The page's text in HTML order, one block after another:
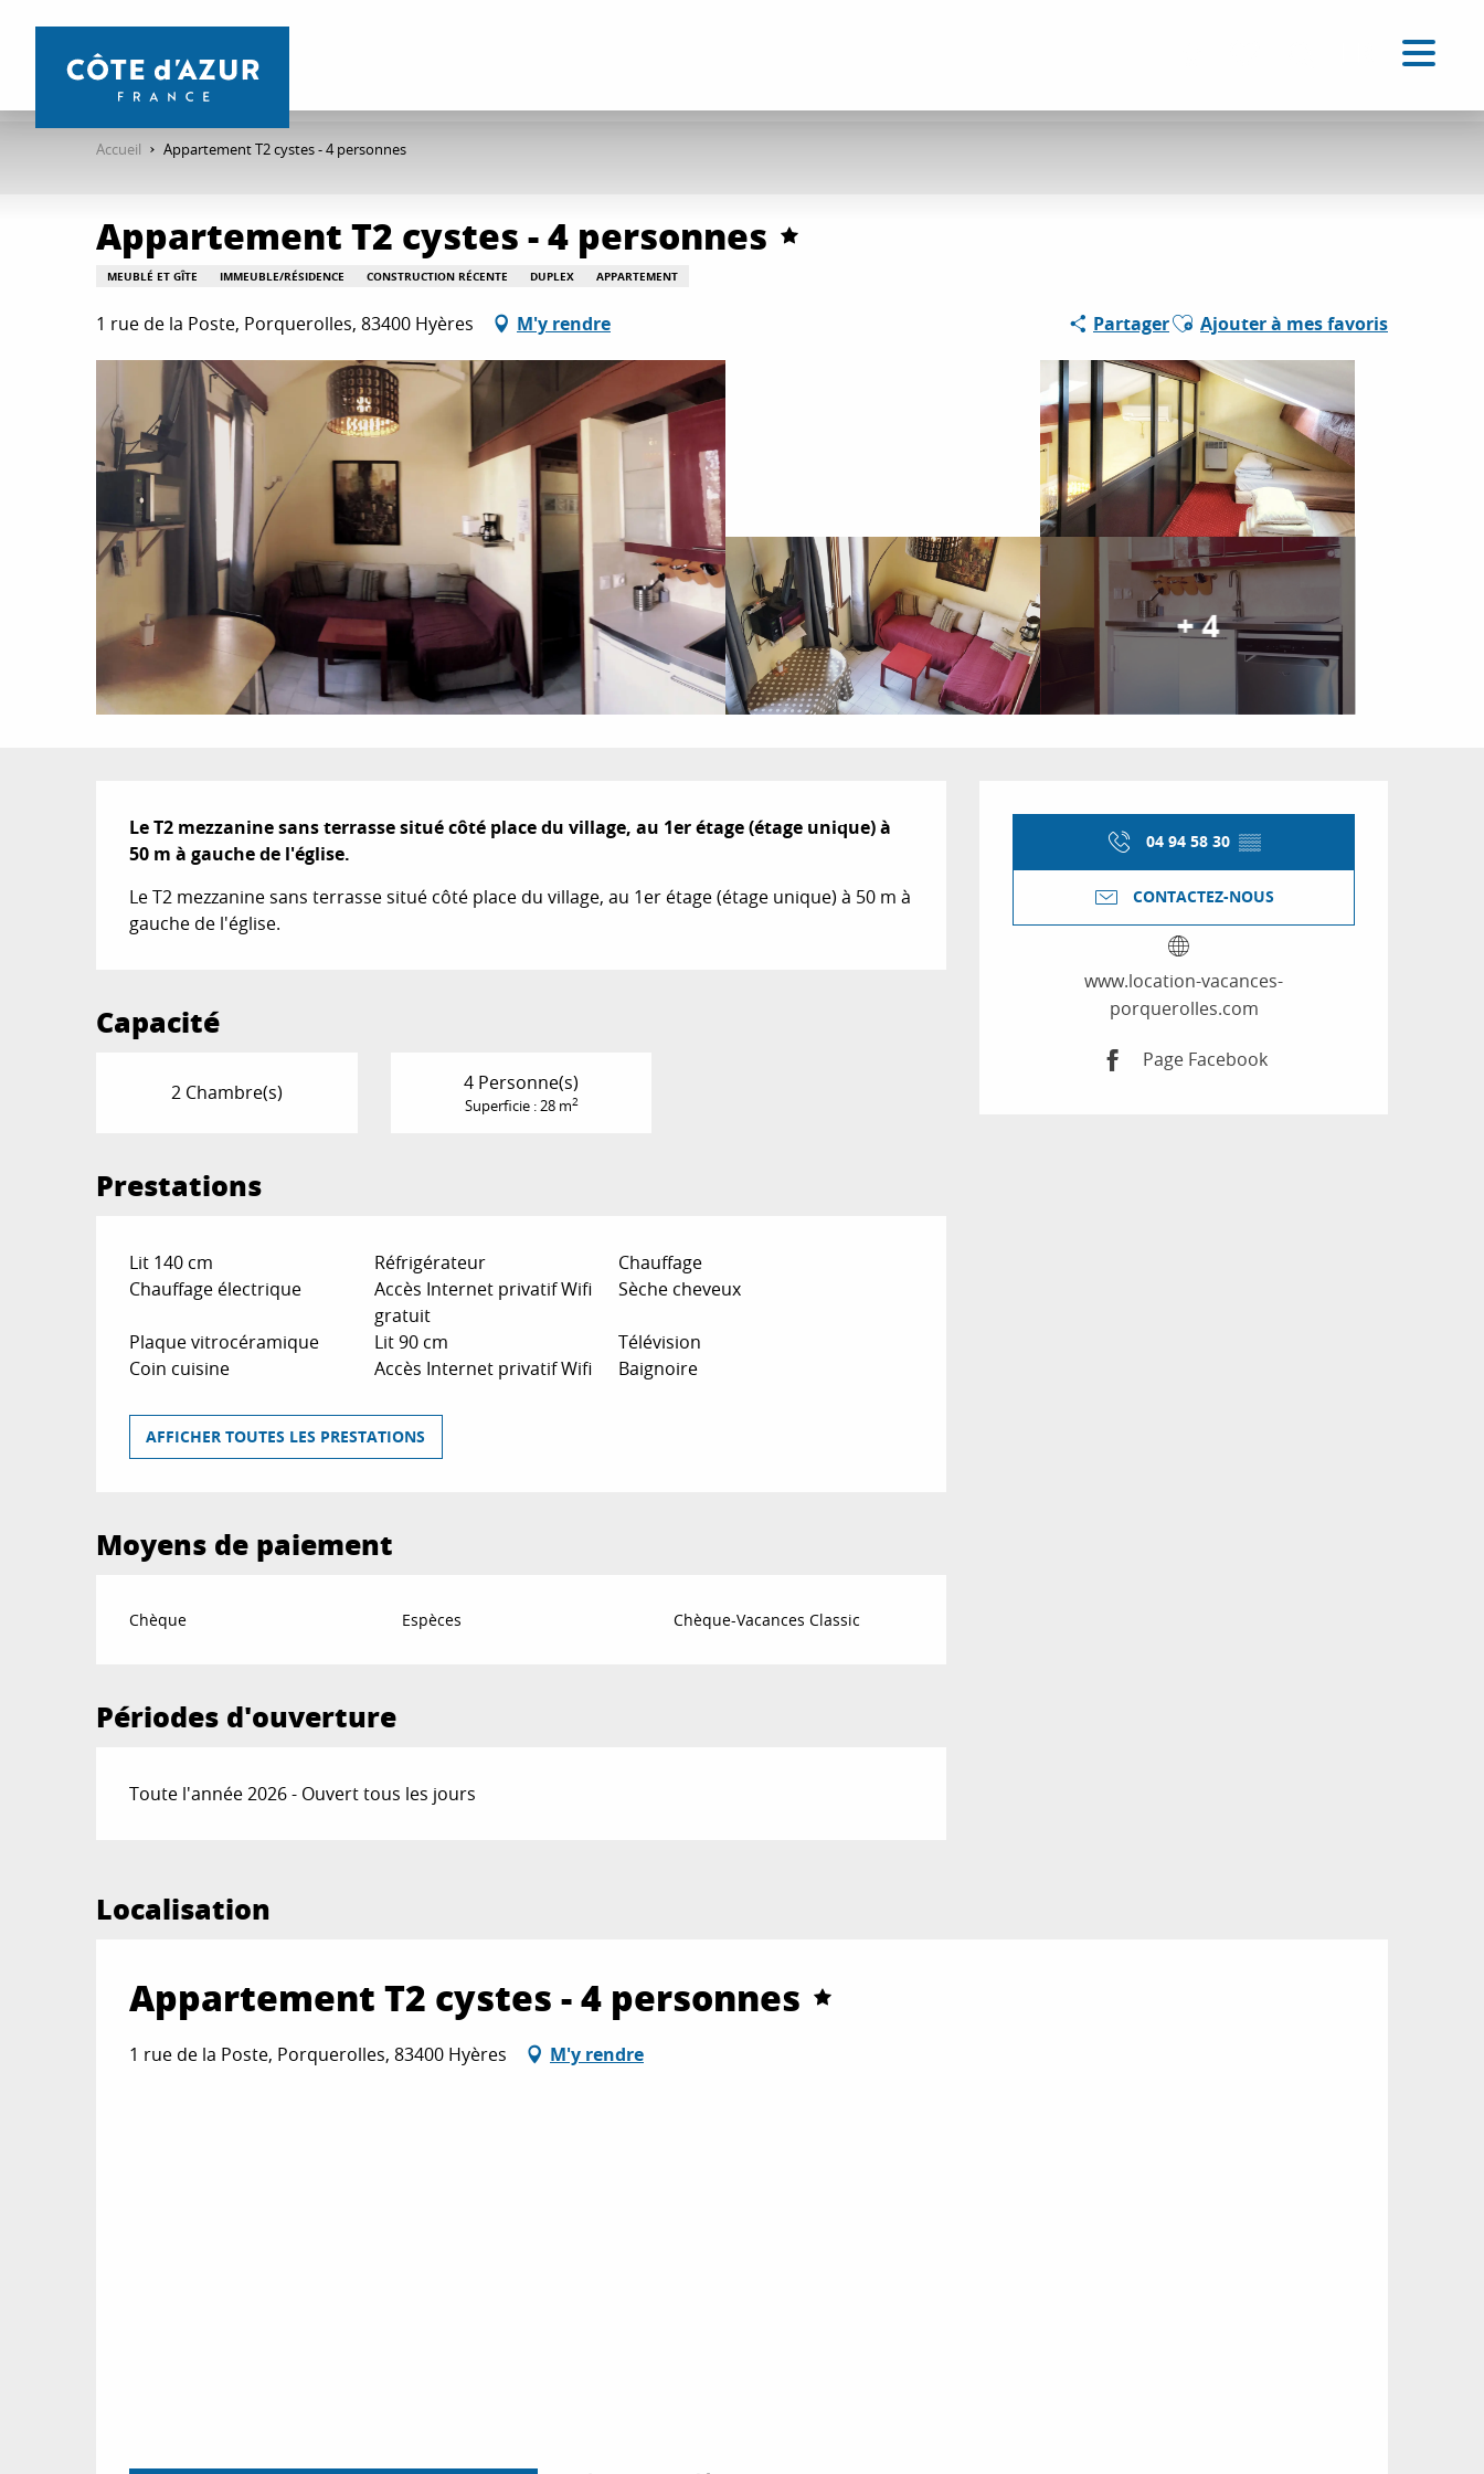
contenu
Accueil Appartement T2 cystes - 4 personnes
Appartement T2 cystes - 4 personnes
MEUBLÉ ET GÎTE IMMEUBLE/RÉSIDENCE CONSTRUCTION RÉCENTE DUPLEX APPARTEMENT
1 rue de la Poste, Porquerolles, 83400 Hyères M'y rendre PartagerAjouter aux favoris
Ajouter à mes favoris
+ 4
Ouverture et
04 94 58 30 ▒▒
CONTACTEZ-NOUS
www.location-vacances-
porquerolles.com
Page Facebook
Description
Le T2 mezzanine sans terrasse situé côté place du village, au 1er étage (étage unique) à
50 m à gauche de l'église.
Le T2 mezzanine sans terrasse situé côté place du village, au 1er étage (étage unique) à 50 m à
gauche de l'église.
Capacité
2 Chambre(s) 4 Personne(s)
Superficie : 28 m2
Prestations
Lit 140 cm Réfrigérateur
Chauffage
Chauffage électrique
Accès Internet privatif Wifi
gratuit
Sèche cheveux
Plaque vitrocéramique Lit 90 cm
Télévision
Coin cuisine
Accès Internet privatif Wifi Baignoire
AFFICHER TOUTES LES PRESTATIONS
Moyens de paiement
Chèque Espèces Chèque-Vacances Classic
Périodes d'ouverture
Toute l'année 2026 - Ouvert tous les jours
Localisation
Appartement T2 cystes - 4 personnes
1 rue de la Poste, Porquerolles, 83400 Hyères M'y rendre